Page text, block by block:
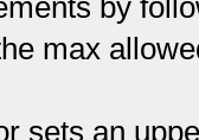
by
max
sets an